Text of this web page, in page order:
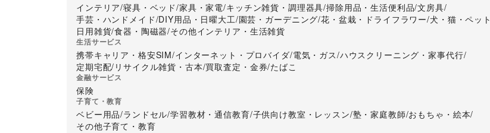
インテリア/寝具・ベッド/家具・家電/キッチン雑貨・調理器具/掃除用品・生活便利品/文房具/
手芸・ハンドメイド/DIY用品・日曜大工/園芸・ガーデニング/花・盆栽・ドライフラワー/犬・猫・ペット
日用雑貨/食器・陶磁器/その他インテリア・生活雑貨
生活サービス
携帯キャリア・格安SIM/インターネット・プロバイダ/電気・ガス/ハウスクリーニング・家事代行/
定期宅配/ リサイクル雑貨・古本/買取査定・金券/たばこ
金融サービス
保険
子育て・教育
ベビー用品/ランドセル/学習教材・通信教育/子供向け教室・レッスン/塾・家庭教師/おもちゃ・絵本/
その他子育て・教育